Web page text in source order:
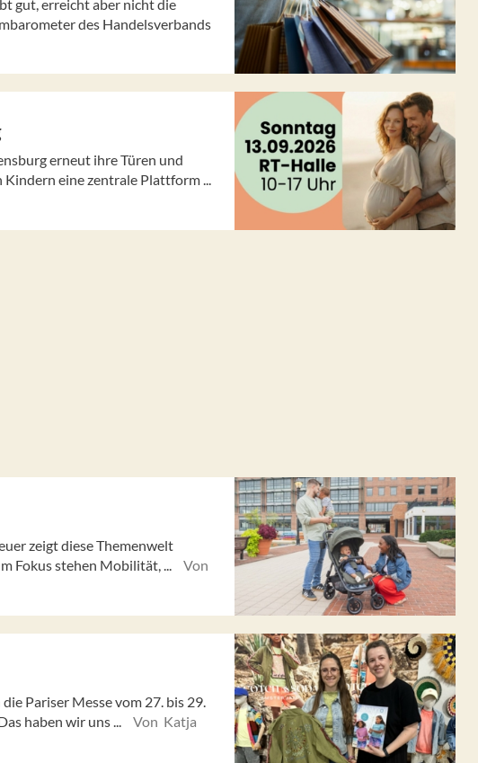
gut, erreicht aber nicht die
des Handelsverbands
erneut ihre Türen und
eine zentrale Plattform ...
zeigt diese Themenwelt
Fokus stehen Mobilität, ...
Von
Pariser Messe vom 27. bis 29.
haben wir uns ...
Von Katja